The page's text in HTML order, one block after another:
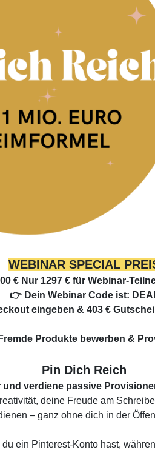
WEBINAR SPECIAL
€ Nur 1297 €für Webinar-
👉 Dein Webinar Code ist:
eingeben & 403 €
Produkte bewerben &
Pin Dich Reich
und verdiene passive
deine Freude am
– ganz ohne dich in der
ein Pinterest-Konto hast,